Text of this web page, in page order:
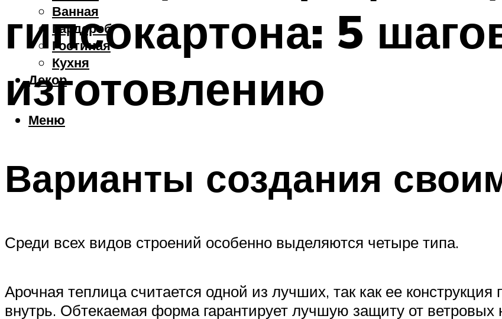
Ванная
Гардероб
Гостиная
Кухня
Декор
Меню
гипсокартона: 5
изготовлению
Варианты создания
Среди всех видов строений особенно выделяются четыре типа.
Арочная теплица считается одной из лучших, так как ее
внутрь. Обтекаемая форма гарантирует лучшую защиту от ветровых